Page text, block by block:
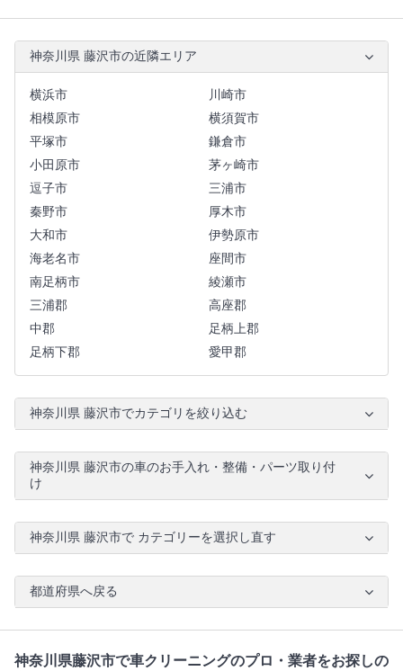
神奈川県 藤沢市の近隣エリア
横浜市
川崎市
相模原市
横須賀市
平塚市
鎌倉市
小田原市
茅ヶ崎市
逗子市
三浦市
秦野市
厚木市
大和市
伊勢原市
海老名市
座間市
南足柄市
綾瀬市
三浦郡
高座郡
中郡
足柄上郡
足柄下郡
愛甲郡
神奈川県 藤沢市でカテゴリを絞り込む
神奈川県 藤沢市の車のお手入れ・整備・パーツ取り付
け
神奈川県 藤沢市で カテゴリーを選択し直す
都道府県へ戻る
神奈川県藤沢市で車クリーニングのプロ・業者をお探しの